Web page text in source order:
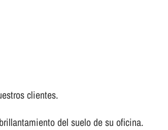
clientes.
del suelo de su oficina.